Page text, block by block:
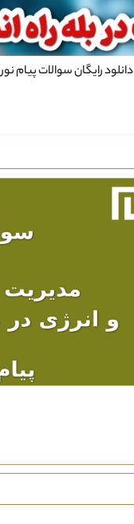
دانلود رایگان سوالات پیام نور